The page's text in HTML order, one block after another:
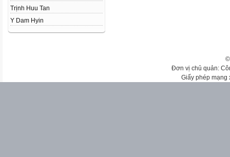
Trịnh Huu Tan
Y Dam Hyin
Đơn vị chủ quản:
Giấy phép mạng